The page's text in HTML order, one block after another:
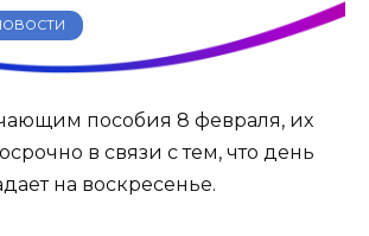
пособия 8 февраля, их
в связи с тем, что день
на воскресенье.